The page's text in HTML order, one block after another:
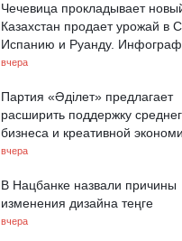
Чечевица прокладывает
Казахстан продает урожай в
Испанию и Руанду.
вчера
Партия «Әділет» предлагает
расширить поддержку
бизнеса и креативной
вчера
В Нацбанке назвали причины
изменения дизайна теңге
вчера